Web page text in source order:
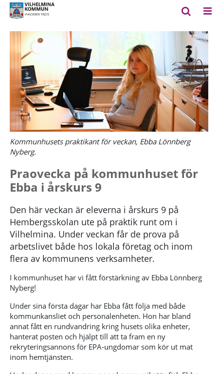
Kommunhusets praktikant för veckan, Ebba Lönnberg
Nyberg.
Praovecka på kommunhuset för
Ebba i årskurs 9
Den här veckan är eleverna i årskurs 9 på
Hembergsskolan ute på praktik runt om i
Vilhelmina. Under veckan får de prova på
arbetslivet både hos lokala företag och inom
flera av kommunens verksamheter.
I kommunhuset har vi fått förstärkning av Ebba Lönnberg
Nyberg!
Under sina första dagar har Ebba fått följa med både
kommunkansliet och personalenheten. Hon har bland
annat fått en rundvandring kring husets olika enheter,
hanterat posten och hjälpt till att ta fram en ny
rekryteringsannons för EPA-ungdomar som kör ut mat
inom hemtjänsten.